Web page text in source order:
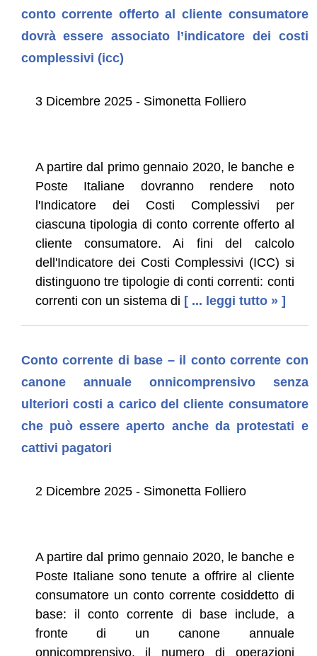
conto corrente offerto al cliente consumatore
dovrà essere associato l’indicatore dei costi
complessivi (icc)
3 Dicembre 2025 - Simonetta Folliero
A partire dal primo gennaio 2020, le banche e
Poste Italiane dovranno rendere noto
l'Indicatore dei Costi Complessivi per
ciascuna tipologia di conto corrente offerto al
cliente consumatore. Ai fini del calcolo
dell'Indicatore dei Costi Complessivi (ICC) si
distinguono tre tipologie di conti correnti: conti
correnti con un sistema di [ ... leggi tutto » ]
Conto corrente di base – il conto corrente con
canone annuale onnicomprensivo senza
ulteriori costi a carico del cliente consumatore
che può essere aperto anche da protestati e
cattivi pagatori
2 Dicembre 2025 - Simonetta Folliero
A partire dal primo gennaio 2020, le banche e
Poste Italiane sono tenute a offrire al cliente
consumatore un conto corrente cosiddetto di
base: il conto corrente di base include, a
fronte di un canone annuale
onnicomprensivo, il numero di operazioni